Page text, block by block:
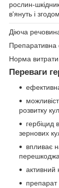
рослин-
в'януть і
Діюча
Норма
Переваги
розвитку
гербіцид
зернових
впливає
активний
препарат